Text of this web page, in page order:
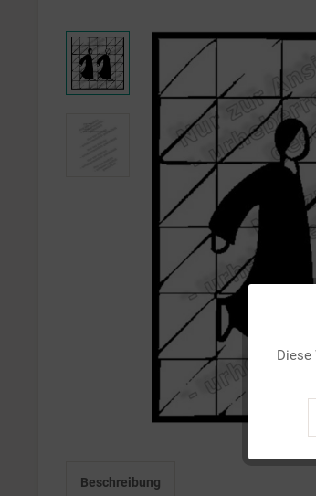
Beschreibung
Diese